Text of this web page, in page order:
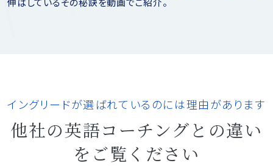
イングリードが選ばれているのには理由があります
他社の英語コーチングとの違い
をご覧ください